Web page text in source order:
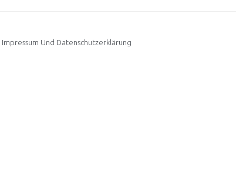
Impressum Und Datenschutzerklärung